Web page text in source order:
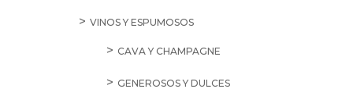
VINOS Y ESPUMOSOS
CAVA Y CHAMPAGNE
GENEROSOS Y DULCES